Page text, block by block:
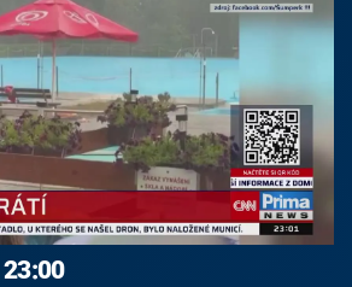
23:00